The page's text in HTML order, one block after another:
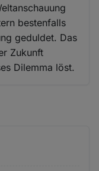
bestenfalls
geduldet. Das
Zukunft
Dilemma löst.